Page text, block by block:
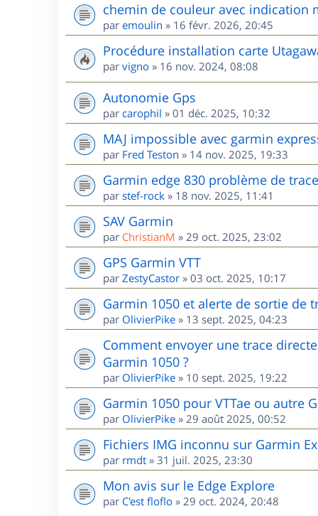
chemin de couleur avec indication
par emoulin » 16 févr. 2026, 20:45
Procédure installation carte
par vigno » 16 nov. 2024, 08:08
Autonomie Gps
par carophil » 01 déc. 2025, 10:32
MAJ impossible avec garmin
par Fred Teston » 14 nov. 2025, 19:33
Garmin edge 830 problème de
par stef-rock » 18 nov. 2025, 11:41
SAV Garmin
par ChristianM » 29 oct. 2025, 23:02
GPS Garmin VTT
par ZestyCastor » 03 oct. 2025, 10:17
Garmin 1050 et alerte de sortie de
par OlivierPike » 13 sept. 2025, 04:23
Comment envoyer une trace
Garmin 1050 ?
par OlivierPike » 10 sept. 2025, 19:22
Garmin 1050 pour VTTae ou autre
par OlivierPike » 29 août 2025, 00:52
Fichiers IMG inconnu sur Garmin
par rmdt » 31 juil. 2025, 23:30
Mon avis sur le Edge Explore
par C'est floflo » 29 oct. 2024, 20:48